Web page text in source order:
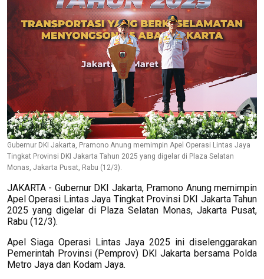
Gubernur DKI Jakarta, Pramono Anung memimpin Apel Operasi Lintas Jaya
Tingkat Provinsi DKI Jakarta Tahun 2025 yang digelar di Plaza Selatan
Monas, Jakarta Pusat, Rabu (12/3).
JAKARTA - Gubernur DKI Jakarta, Pramono Anung memimpin
Apel Operasi Lintas Jaya Tingkat Provinsi DKI Jakarta Tahun
2025 yang digelar di Plaza Selatan Monas, Jakarta Pusat,
Rabu (12/3).
Apel Siaga Operasi Lintas Jaya 2025 ini diselenggarakan
Pemerintah Provinsi (Pemprov) DKI Jakarta bersama Polda
Metro Jaya dan Kodam Jaya.